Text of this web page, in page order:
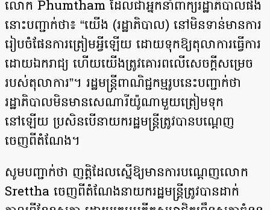
លោក Phumtham ដែលជាអ្នកនាំពាក្យរដ្ឋាភិបាលផង
នោះបញ្ជាក់ថា៖ “យើង (រដ្ឋាភិបាល) នៅមិនទាន់មានការ
រៀបចំផែនការត្រៀមអ្វីឡើយ ដោយទុកឱ្យតុលាការធ្វើការ
ដោយឯករាជ្យ ហើយយើងត្រូវគោរពលើសេចក្ដីសម្រេច
របស់តុលាការ”។ រដ្ឋមន្ត្រីពាណិជ្ជកម្មរូបនេះបញ្ជាក់ថា
រដ្ឋាភិបាលមិនមានសេណារីយ៉ូណាមួយត្រៀមទុក
នៅឡើយ ប្រសិនបើនាយករដ្ឋមន្ត្រីត្រូវបានបណ្ដេញ
ចេញពីតំណែង។
សូមបញ្ជាក់ថា ញត្តិដែលស្នើឱ្យមានការបណ្តេញលោក
Srettha ចេញពីតំណែងនាយករដ្ឋមន្ត្រីត្រូវបានដាក់